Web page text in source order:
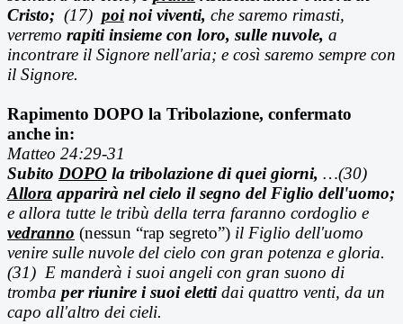
Cristo; (17) poi noi viventi, che saremo rimasti,
verremo rapiti insieme con loro, sulle nuvole, a
incontrare il Signore nell'aria; e così saremo sempre con
il Signore.
Rapimento DOPO la Tribolazione, confermato
anche in:
Matteo 24:29-31
Subito DOPO la tribolazione di quei giorni, …(30)
Allora apparirà nel cielo il segno del Figlio dell'uomo;
e allora tutte le tribù della terra faranno cordoglio e
vedranno (nessun “rap segreto”) il Figlio dell'uomo
venire sulle nuvole del cielo con gran potenza e gloria.
(31) E manderà i suoi angeli con gran suono di
tromba per riunire i suoi elettidai quattro venti, da un
capo all'altro dei cieli.